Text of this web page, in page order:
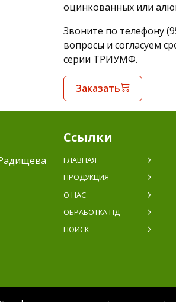
оцинкованных или
Звоните по телефону
вопросы и согласуем
серии ТРИУМФ.
Заказать
Ссылки
ГЛАВНАЯ
ПРОДУКЦИЯ
О НАС
ОБРАБОТКА ПД
ПОИСК